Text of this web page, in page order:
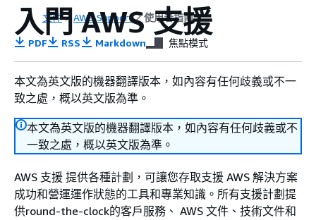
文件 AWS Support 使用者指南
入門 AWS 支援
PDF RSS Markdown 焦點模式
本文為英文版的機器翻譯版本，如內容有任何歧義或不一
致之處，概以英文版為準。
本文為英文版的機器翻譯版本，如內容有任何歧義或不
一致之處，概以英文版為準。
AWS 支援 提供各種計劃，可讓您存取支援 AWS 解決方案
成功和營運運作狀態的工具和專業知識。所有支援計劃提
供round-the-clock的客戶服務、 AWS 文件、技術文件和